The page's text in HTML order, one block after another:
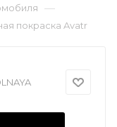
—
покраска Avatr